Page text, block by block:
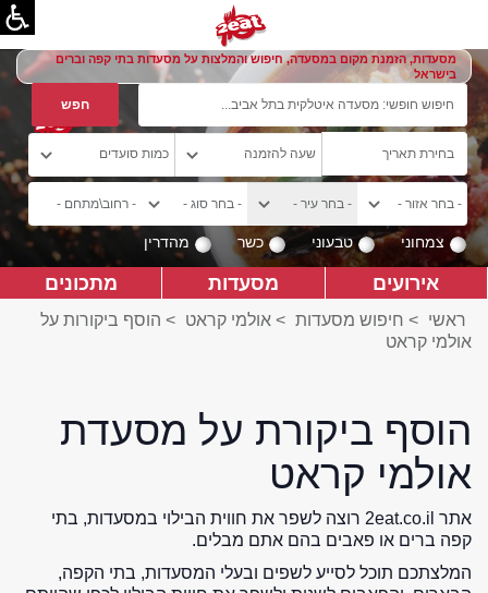
מסעדות, הזמנת מקום במסעדה, חיפוש והמלצות על מסעדות בתי קפה וברים
בישראל
צמחוני טבעוני כשר מהדרין
אירועים מסעדות מתכונים
ראשי > חיפוש מסעדות > אולמי קראט > הוסף ביקורות על
אולמי קראט
הוסף ביקורת על מסעדת
אולמי קראט
אתר 2eat.co.il רוצה לשפר את חווית הבילוי במסעדות, בתי
קפה ברים או פאבים בהם אתם מבלים.
המלצתכם תוכל לסייע לשפים ובעלי המסעדות, בתי הקפה,